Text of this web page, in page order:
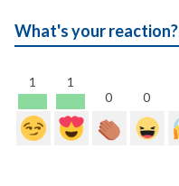
What's your reaction?
1
1
0
0